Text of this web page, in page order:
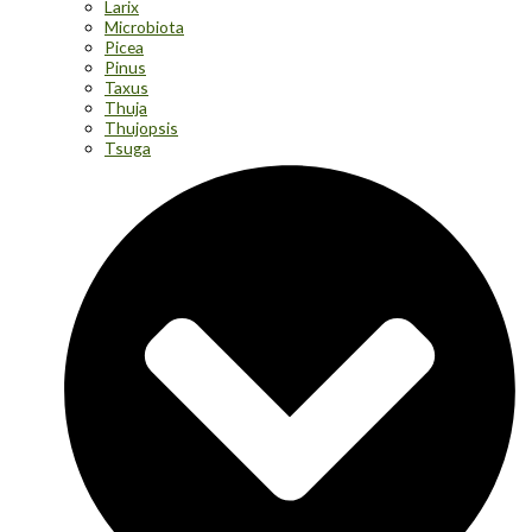
Larix
Microbiota
Picea
Pinus
Taxus
Thuja
Thujopsis
Tsuga